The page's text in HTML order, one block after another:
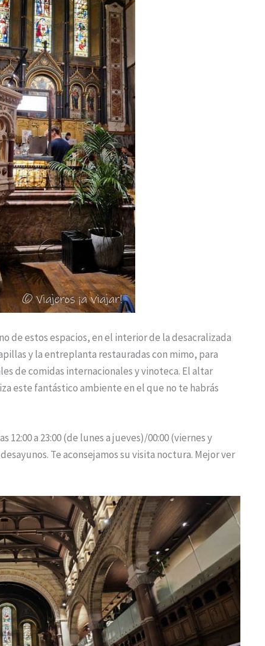
de estos espacios, en el interior de la desacralizada
y la entreplanta restauradas con mimo, para
de comidas internacionales y vinoteca. El altar
este fantástico ambiente en el que no te habrás
a 23:00 (de lunes a jueves)/00:00 (viernes y
Te aconsejamos su visita noctura. Mejor ver